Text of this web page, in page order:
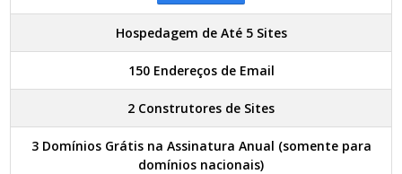
Hospedagem de Até 5 Sites
150 Endereços de Email
2 Construtores de Sites
3 Domínios Grátis na Assinatura Anual (somente para
domínios nacionais)